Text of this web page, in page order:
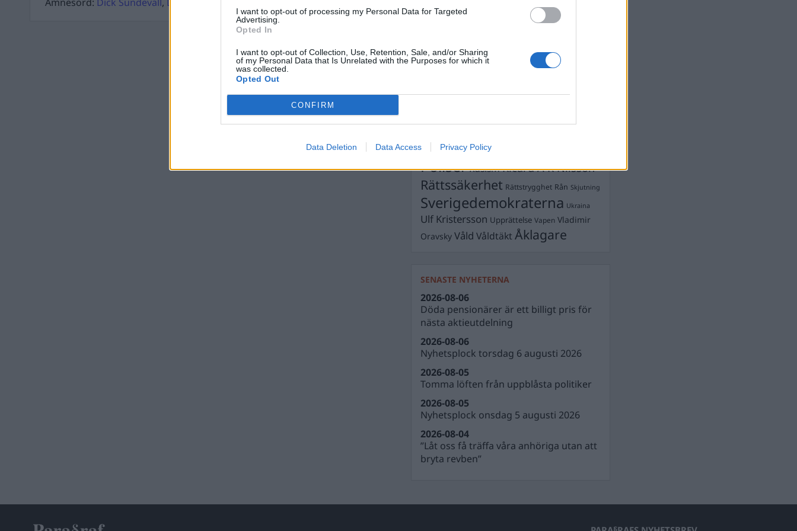
I want to opt-out of processing my Personal Data for Targeted
Advertising.
Opted In
I want to opt-out of Collection, Use, Retention, Sale, and/or Sharing
of my Personal Data that Is Unrelated with the Purposes for which it
was collected.
Opted Out
CONFIRM
Data Deletion Data Access Privacy Policy
Demokrati Dick Sundevall
Fängelse Förhör
Jimmie Åkesson Kokainmålet
LagarMichael Pålsson
Silventoinen Petter Inedahl
PoliserRasismRicard A R Nilsson
Rättssäkerhet Rättstrygghet Rån Skjutning
Sverigedemokraterna Ukraina
Ulf Kristersson Upprättelse Vapen Vladimir
Oravsky Våld Våldtäkt Åklagare
SENASTE NYHETERNA
Döda pensionärer är ett billigt pris för
nästa aktieutdelning
2026-08-06
Nyhetsplock torsdag 6 augusti 2026
2026-08-06
Tomma löften från uppblåsta politiker
2026-08-05
Nyhetsplock onsdag 5 augusti 2026
2026-08-05
”Låt oss få träffa våra anhöriga utan att
bryta revben”
2026-08-04